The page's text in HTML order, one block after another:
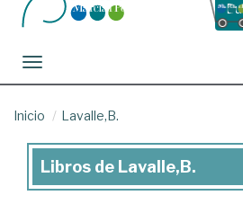
Toggle navigation
Inicio Lavalle,B.
Libros
Libros de Lavalle,B.